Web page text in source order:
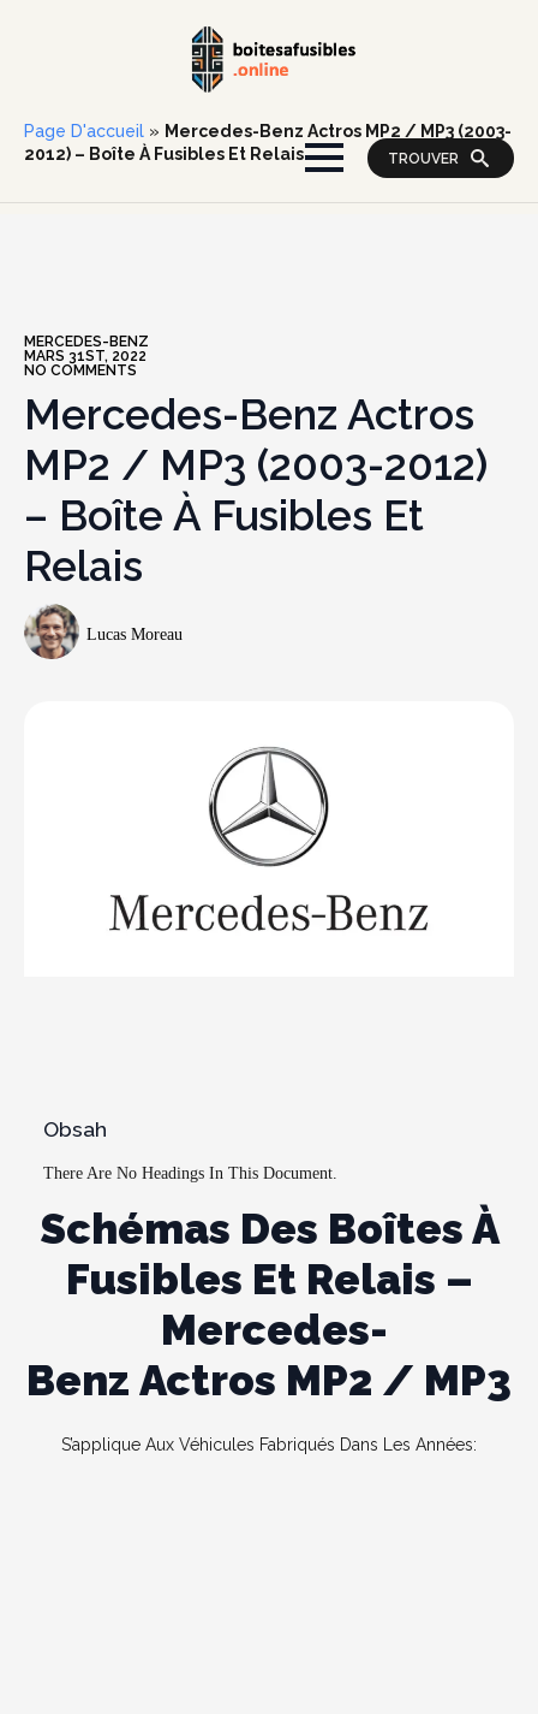
TROUVER
Page D'accueil » Mercedes-Benz Actros MP2 / MP3 (2003-
2012) – Boîte À Fusibles Et Relais
MERCEDES-BENZ
MARS 31ST, 2022
NO COMMENTS
Mercedes-Benz Actros
MP2 / MP3 (2003-2012)
– Boîte À Fusibles Et
Relais
Lucas Moreau
Obsah
There Are No Headings In This Document.
Schémas Des Boîtes À
Fusibles Et Relais –
Mercedes-
Benz Actros MP2 / MP3
S’applique Aux Véhicules Fabriqués Dans Les Années: